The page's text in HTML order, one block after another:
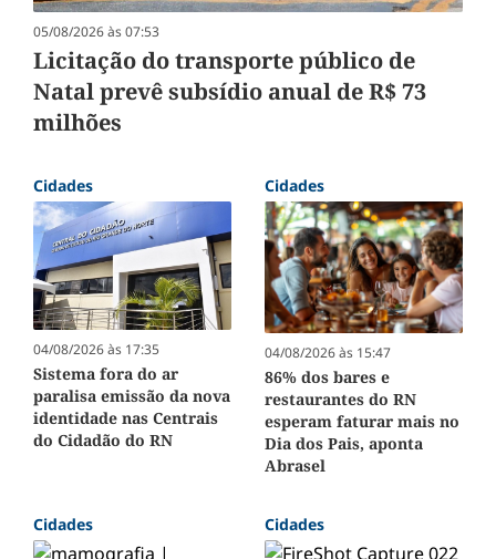
05/08/2026 às 07:53
Licitação do transporte público de
Natal prevê subsídio anual de R$ 73
milhões
Cidades
04/08/2026 às 17:35
Sistema fora do ar
paralisa emissão da nova
identidade nas Centrais
do Cidadão do RN
Cidades
04/08/2026 às 15:47
86% dos bares e
restaurantes do RN
esperam faturar mais no
Dia dos Pais, aponta
Abrasel
Cidades Cidades